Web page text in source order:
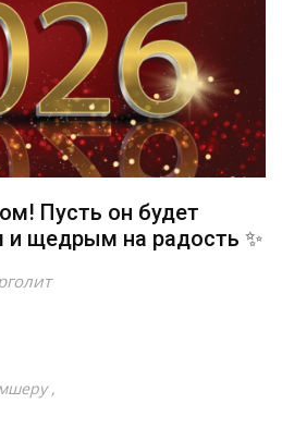
Пусть он будет
щедрым на радость ✨